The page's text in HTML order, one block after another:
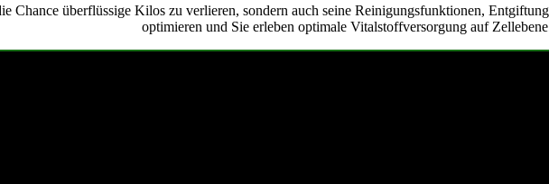
Chance überflüssige Kilos zu verlieren, sondern auch seine Reinigungsfunktionen,
optimieren und Sie erleben optimale Vitalstoffversorgung auf